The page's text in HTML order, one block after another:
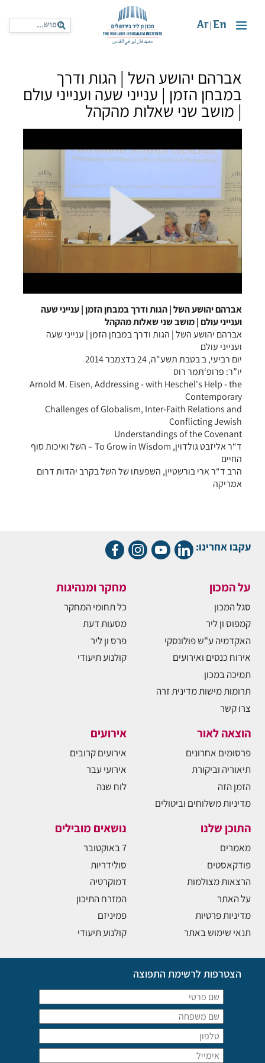
En
Ar
אברהם יהושע השל | הגות ודרך
במבחן הזמן | ענייני שעה וענייני עולם
| מושב שני שאלות מהקהל
אברהם יהושע השל | הגות ודרך במבחן הזמן | ענייני שעה
וענייני עולם | מושב שני שאלות מהקהל
אברהם יהושע השל | הגות ודרך במבחן הזמן | ענייני שעה
וענייני עולם
יום רביעי, ב בטבת תשע"ה, 24 בדצמבר 2014
יו”ר: פרופ‘תמר רוס
Arnold M. Eisen, Addressing - with Heschel's Help - the
Contemporary
Challenges of Globalism, Inter-Faith Relations and
Conflicting Jewish
Understandings of the Covenant
ד“ר אליזבט גולדוין, To Grow in Wisdom – השל ואיכות סוף
החיים
הרב ד“ר ארי בורשטיין, השפעתו של השל בקרב יהדות דרום
אמריקה
עקבו אחרינו:
על המכון
סגל המכון
קמפוס ון ליר
האקדמיה ע"ש פולונסקי
אירוח כנסים ואירועים
תמיכה במכון
תרומות מישות מדינית זרה
צרו קשר
מחקר ומנהיגות
כל תחומי המחקר
מסעות דעת
פרס ון ליר
קולנוע תיעודי
הוצאה לאור
פרסומים אחרונים
תיאוריה וביקורת
הזמן הזה
מדיניות משלוחים וביטולים
אירועים
אירועים קרובים
אירועי עבר
לוח שנה
התוכן שלנו
מאמרים
פודקאסטים
הרצאות מצולמות
על האתר
מדיניות פרטיות
תנאי שימוש באתר
נושאים מובילים
7 באוקטובר
סולידריות
דמוקרטיה
המזרח התיכון
פמיניזם
קולנוע תיעודי
הצטרפות לרשימת התפוצה